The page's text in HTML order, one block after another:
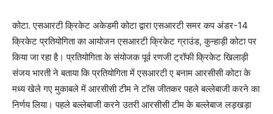
कोटा. एसआरटी क्रिकेट अकेडमी कोटा द्वारा एसआरटी समर कप अंडर-14
क्रिकेट प्रतियोगिता का आयोजन एसआरटी क्रिकेट ग्राउंड, कुन्हाड़ी कोटा पर
किया जा रहा है। प्रतियोगिता के संयोजक पूर्व रणजी ट्रॉफी क्रिकेट खिलाड़ी
संजय भारती ने बताया कि प्रतियोगिता में एसआरटी ए बनाम आरसीसी कोटा के
मध्य खेले गए मुकाबले में आरसीसी टीम ने टॉस जीतकर पहले बल्लेबाजी करने का
निर्णय लिया। पहले बल्लेबाजी करने उतरी आरसीसी टीम के बल्लेबाज लड़खड़ा